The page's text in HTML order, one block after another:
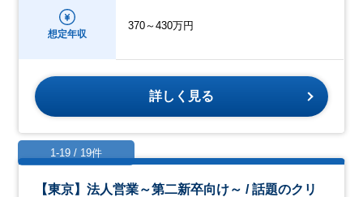
想定年収
370～430万円
詳しく見る
【東京】法人営業～第二新卒向け～ / 話題のクリ
1-19 / 19件